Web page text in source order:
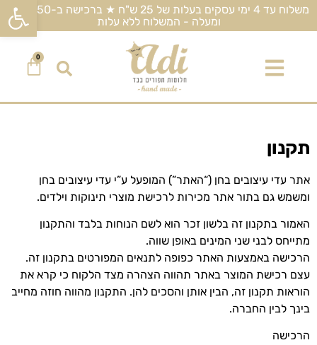
פתחמשלוח עד 4 ימי עסקים בעלות של 25 ש"ח ★ ברכישה ב-450 ש"ח
ומעלה - המשלוח ללא עלות
0
תקנון
אתר עדי עיצובים בחן (“האתר”) המופעל ע”י עדי עיצובים בחן
ומשמש גם בתור אתר מכירות לרכישת מוצרי תינוקות וילדים.
האמור בתקנון זה בלשון זכר הוא לשם הנוחות בלבד והתקנון
מתייחס לבני שני המינים באופן שווה.
הרכישה באמצעות האתר כפופה לתנאים המפורטים בתקנון זה.
עצם רכישת המוצר באתר תהווה הצהרה מצד הלקוח כי קרא את
הוראות תקנון זה, הבין אותן והסכים להן. התקנון מהווה חוזה מחייב
בינך לבין החברה.
הרכישה